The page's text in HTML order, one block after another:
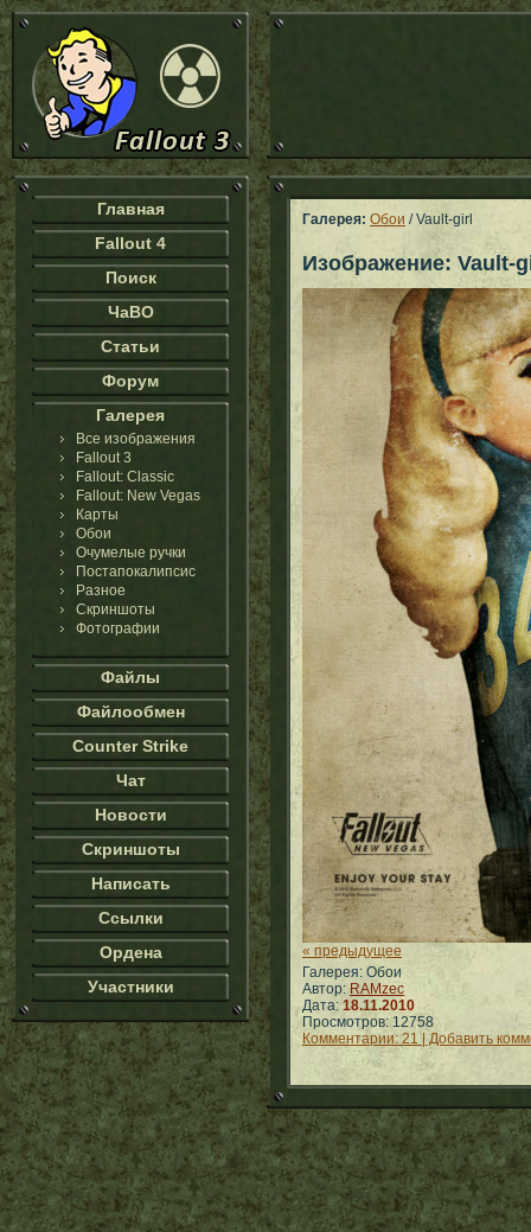
Главная
Fallout 4
Поиск
ЧаВО
Статьи
Форум
Галерея
Все изображения
Fallout 3
Fallout: Classic
Fallout: New Vegas
Карты
Обои
Очумелые ручки
Постапокалипсис
Разное
Скриншоты
Фотографии
Файлы
Файлообмен
Counter Strike
Чат
Новости
Скриншоты
Написать
Ссылки
Ордена
Участники
Галерея: Обои / Vault-girl
Изображение: Vault-
« предыдущее
Галерея: Обои
Автор: RAMzec
Дата: 18.11.2010
Просмотров: 12758
Комментарии: 21 | Добавить